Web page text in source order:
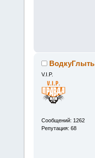
ВодкуГлыть
V.I.P.
Сообщений: 1262
Репутация: 68